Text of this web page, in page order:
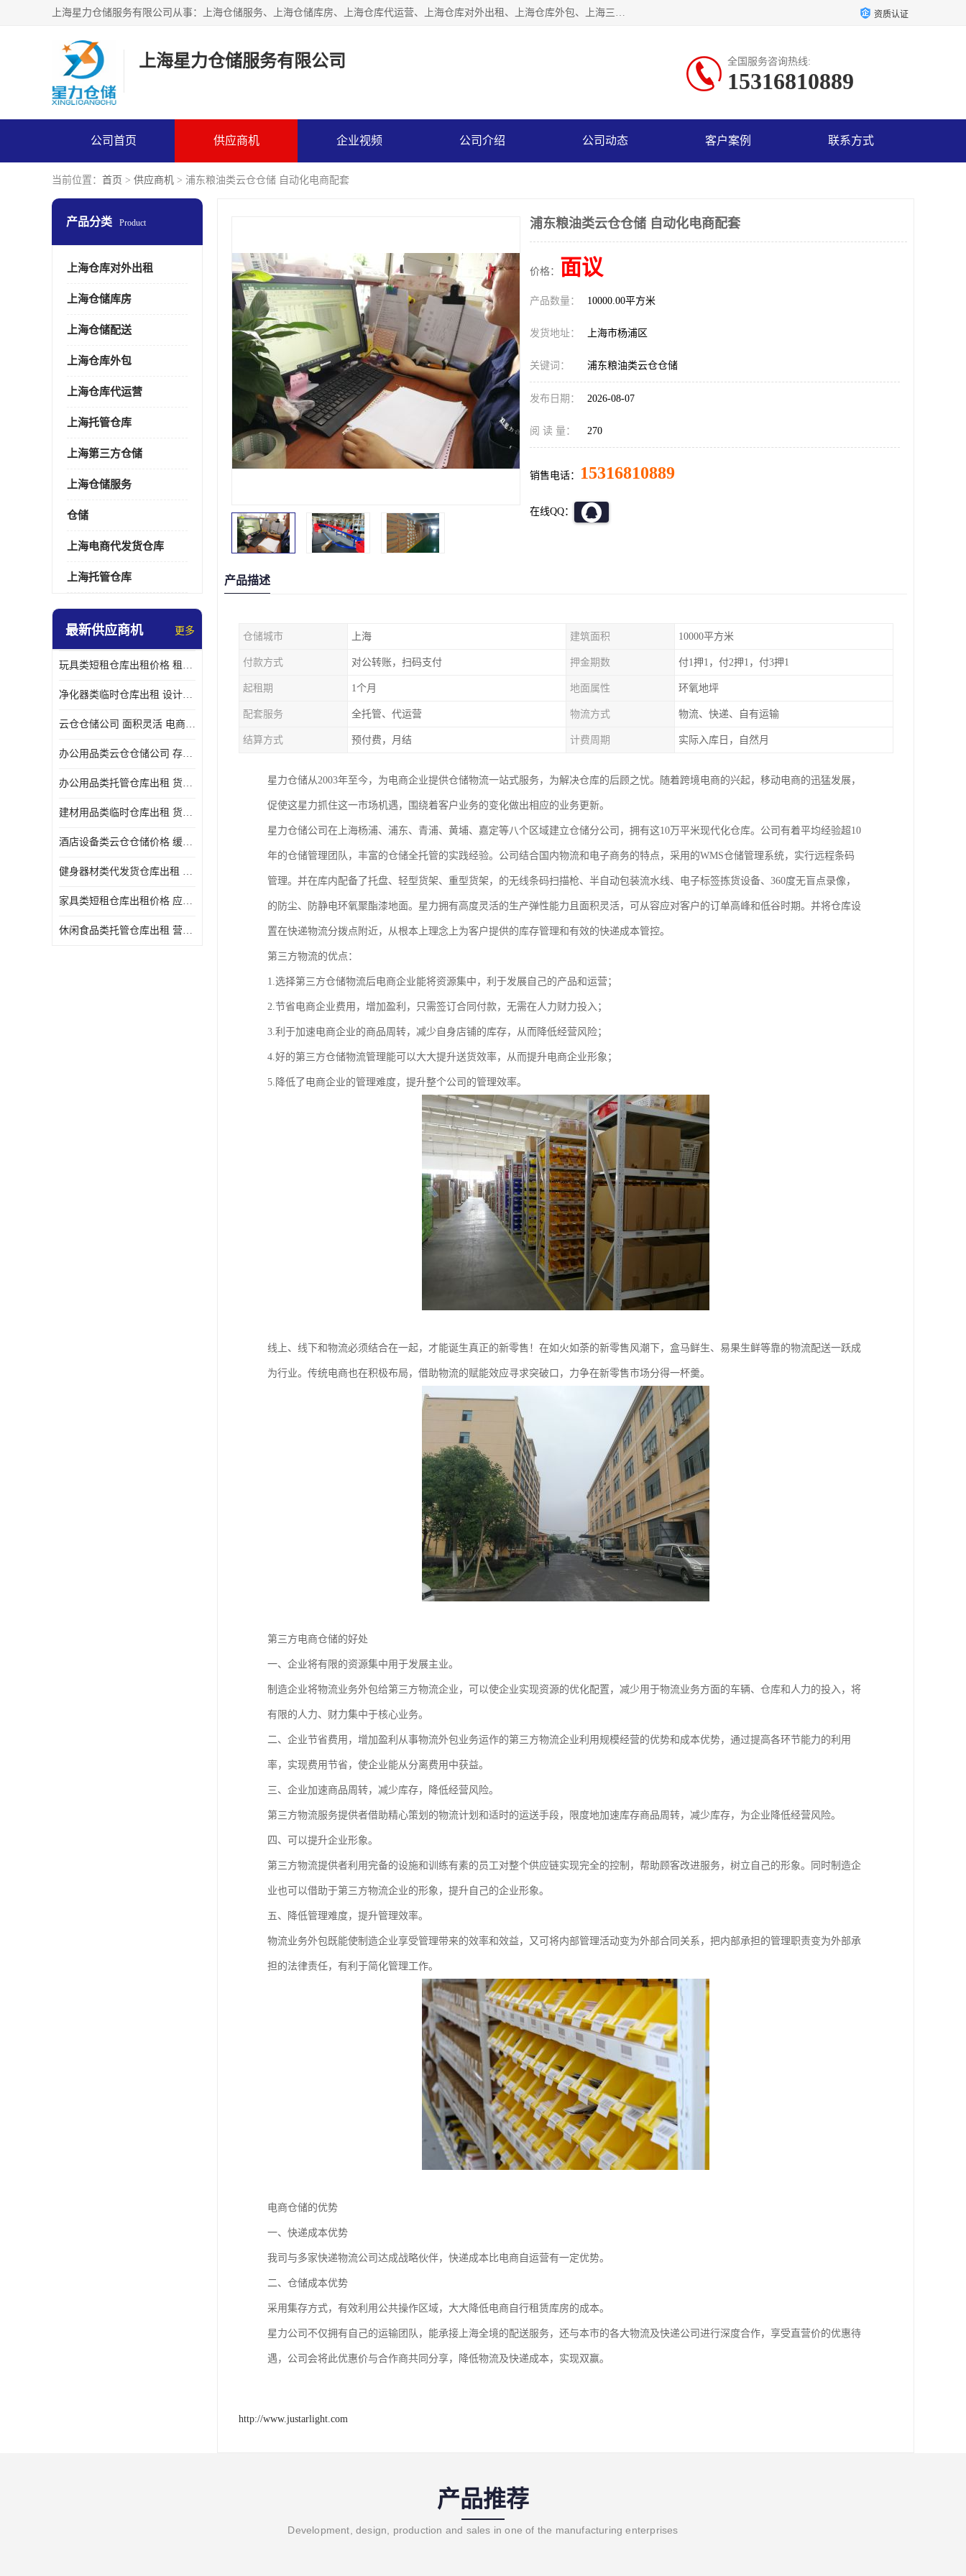
上海星力仓储服务有限公司从事：上海仓储服务、上海仓储库房、上海仓库代运营、上海仓库对外出租、上海仓库外包、上海三方仓储、上海电商仓储代发、上海电商代发货仓库、上海托管仓库、上海仓储配送。上海星力仓储服务有限公司现在拥有100个分仓、10万余平方的标准库房，精炼员工几百名，与几千家客户合作，公司已跻身上海仓储行业前列。欢迎来电咨询！ 资质认证
上海星力仓储服务有限公司 全国服务咨询热线:
15316810889
公司首页 供应商机 企业视频 公司介绍 公司动态 客户案例 联系方式
当前位置： 首页 > 供应商机 > 浦东粮油类云仓仓储 自动化电商配套
产品分类 Product
上海仓库对外出租
上海仓储库房
上海仓储配送
上海仓库外包
上海仓库代运营
上海托管仓库
上海第三方仓储
上海仓储服务
仓储
上海电商代发货仓库
上海托管仓库
最新供应商机 更多
玩具类短租仓库出租价格 租期灵活 智能电商配套
净化器类临时仓库出租 设计简单 电商仓储物流战略合作
云仓仓储公司 面积灵活 电商仓储物流战略合作
办公用品类云仓仓储公司 存货周转很快 电商仓储物流战略整合
办公用品类托管仓库出租 货物装卸方便 电商仓储物流战略合作
建材用品类临时仓库出租 货物装卸方便 仓储供应链配套
酒店设备类云仓仓储价格 缓解企业储存压力 智能电商配套
健身器材类代发货仓库出租 租期灵活 新媒体平台配套
家具类短租仓库出租价格 应用广泛 智能电商配套
休闲食品类托管仓库出租 营造良好环境氛围 垂直电商配套
浦东粮油类云仓仓储 自动化电商配套
价格： 面议
产品数量： 10000.00平方米
发货地址： 上海市杨浦区
关键词： 浦东粮油类云仓仓储
发布日期： 2026-08-07
阅 读 量： 270
销售电话： 15316810889
在线QQ：
产品描述
仓储城市 上海 建筑面积 10000平方米
付款方式 对公转账，扫码支付 押金期数 付1押1，付2押1，付3押1
起租期 1个月 地面属性 环氧地坪
配套服务 全托管、代运营 物流方式 物流、快递、自有运输
结算方式 预付费，月结 计费周期 实际入库日，自然月
星力仓储从2003年至今，为电商企业提供仓储物流一站式服务，为解决仓库的后顾之忧。随着跨境电商的兴起，移动电商的迅猛发展，
促使这星力抓住这一市场机遇，围绕着客户业务的变化做出相应的业务更新。
星力仓储公司在上海杨浦、浦东、青浦、黄埔、嘉定等八个区域建立仓储分公司，拥有这10万平米现代化仓库。公司有着平均经验超10
年的仓储管理团队，丰富的仓储全托管的实践经验。公司结合国内物流和电子商务的特点，采用的WMS仓储管理系统，实行远程条码
管理。并在库内配备了托盘、轻型货架、重型货架，的无线条码扫描枪、半自动包装流水线、电子标签拣货设备、360度无盲点录像，
的防尘、防静电环氧聚酯漆地面。星力拥有高度灵活的生产弹性能力且面积灵活，可从容应对客户的订单高峰和低谷时期。并将仓库设
置在快递物流分拨点附近，从根本上理念上为客户提供的库存管理和有效的快递成本管控。
第三方物流的优点：
1.选择第三方仓储物流后电商企业能将资源集中，利于发展自己的产品和运营；
2.节省电商企业费用，增加盈利，只需签订合同付款，无需在人力财力投入；
3.利于加速电商企业的商品周转，减少自身店铺的库存，从而降低经营风险；
4.好的第三方仓储物流管理能可以大大提升送货效率，从而提升电商企业形象；
5.降低了电商企业的管理难度，提升整个公司的管理效率。
线上、线下和物流必须结合在一起，才能诞生真正的新零售！在如火如荼的新零售风潮下，盒马鲜生、易果生鲜等靠的物流配送一跃成
为行业。传统电商也在积极布局，借助物流的赋能效应寻求突破口，力争在新零售市场分得一杯羹。
第三方电商仓储的好处
一、企业将有限的资源集中用于发展主业。
制造企业将物流业务外包给第三方物流企业，可以使企业实现资源的优化配置，减少用于物流业务方面的车辆、仓库和人力的投入，将
有限的人力、财力集中于核心业务。
二、企业节省费用，增加盈利从事物流外包业务运作的第三方物流企业利用规模经营的优势和成本优势，通过提高各环节能力的利用
率，实现费用节省，使企业能从分离费用中获益。
三、企业加速商品周转，减少库存，降低经营风险。
第三方物流服务提供者借助精心策划的物流计划和适时的运送手段，限度地加速库存商品周转，减少库存，为企业降低经营风险。
四、可以提升企业形象。
第三方物流提供者利用完备的设施和训练有素的员工对整个供应链实现完全的控制，帮助顾客改进服务，树立自己的形象。同时制造企
业也可以借助于第三方物流企业的形象，提升自己的企业形象。
五、降低管理难度，提升管理效率。
物流业务外包既能使制造企业享受管理带来的效率和效益，又可将内部管理活动变为外部合同关系，把内部承担的管理职责变为外部承
担的法律责任，有利于简化管理工作。
电商仓储的优势
一、快递成本优势
我司与多家快递物流公司达成战略伙伴，快递成本比电商自运营有一定优势。
二、仓储成本优势
采用集存方式，有效利用公共操作区域，大大降低电商自行租赁库房的成本。
星力公司不仅拥有自己的运输团队，能承接上海全境的配送服务，还与本市的各大物流及快递公司进行深度合作，享受直营价的优惠待
遇，公司会将此优惠价与合作商共同分享，降低物流及快递成本，实现双赢。
http://www.justarlight.com
产品推荐
Development, design, production and sales in one of the manufacturing enterprises